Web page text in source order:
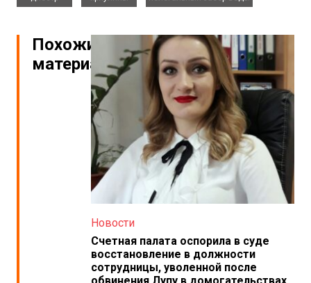
Похожие
материалы
Новости
Счетная палата оспорила в суде
восстановление в должности
сотрудницы, уволенной после